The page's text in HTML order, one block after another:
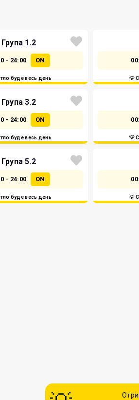
Група 1.2
- 24:00 ON
буде весь день 💡
Група 3.2
- 24:00 ON
буде весь день 💡
Група 5.2
- 24:00 ON
буде весь день 💡